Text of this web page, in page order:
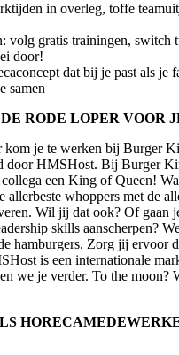
in overleg, toffe
volg gratis trainingen, switch
door!
dat bij je past als je
samen
RODE LOPER VOOR
kom je te werken bij Burger
door HMSHost. Bij Burger
een King of Queen!
allerbeste whoppers met de
Wil jij dat ook? Of gaan
skills aanscherpen?
hamburgers. Zorg jij ervoor
is een internationale
we je verder. To the moon?